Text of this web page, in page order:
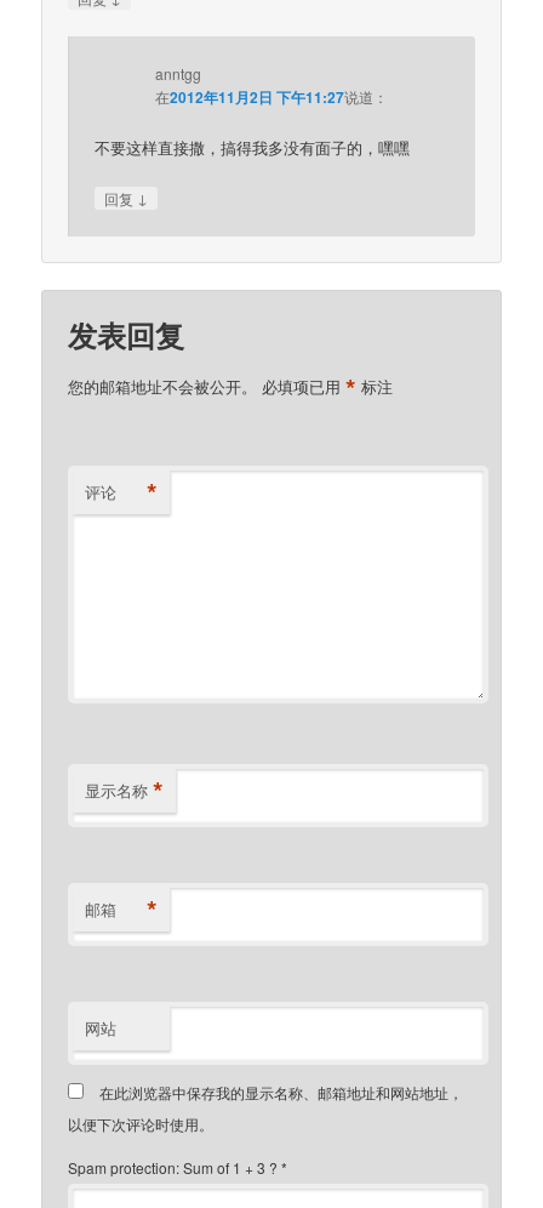
anntgg
在2012年11月2日 下午11:27说道：
不要这样直接撒，搞得我多没有面子的，嘿嘿
回复 ↓
发表回复
您的邮箱地址不会被公开。 必填项已用* 标注
评论 *
显示名称 *
邮箱 *
网站
在此浏览器中保存我的显示名称、邮箱地址和网站地址，
以便下次评论时使用。
Spam protection: Sum of 1 + 3 ? *